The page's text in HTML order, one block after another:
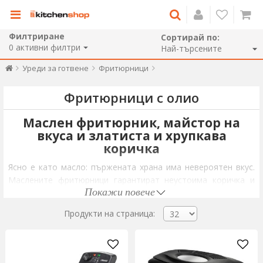
Филтриране
0 активни филтри
Сортирай по:
Уреди за готвене Фритюрници
Фритюрници с олио
Маслен фритюрник, майстор на
вкуса и златиста и хрупкава
коричка
Ясно е като масло: пържената храна има невероятен вкус.
Маслените фритюрници гарантират неустоима коричка и
перфектен вкус на храната, било то пържено пиле, пържени
картофи, пържени калмари или кръгчета лук. За разлика от
традиционния тиган, маслените фритюрници загряват
храната се пържи за по-кратко време. Някои ястия, като
зеленчуци темпура или чурос, няма да станат добре, освен
Покажи повече
Продукти на страница: